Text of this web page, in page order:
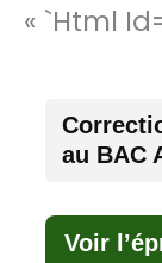
« `html
au BAC
Voir